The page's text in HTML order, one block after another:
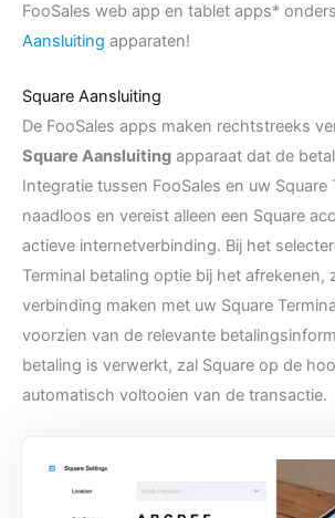
FooSales web app en tablet apps*
Aansluiting apparaten!
Square Aansluiting
De FooSales apps maken rechtstreeks
Square Aansluiting apparaat dat de
Integratie tussen FooSales en uw Square
naadloos en vereist alleen een Square
actieve internetverbinding. Bij het
Terminal betaling optie bij het afrekenen,
verbinding maken met uw Square
voorzien van de relevante
betaling is verwerkt, zal Square op de
automatisch voltooien van de transactie.